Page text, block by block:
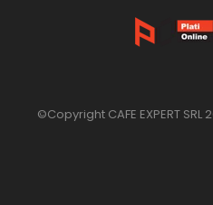
©Copyright CAFE EXPERT SRL